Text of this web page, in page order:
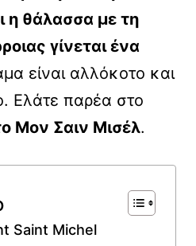
η θάλασσα με τη
γίνεται ένα
είναι αλλόκοτο και
Ελάτε παρέα στο
Μον Σαιν Μισέλ.
Saint Michel